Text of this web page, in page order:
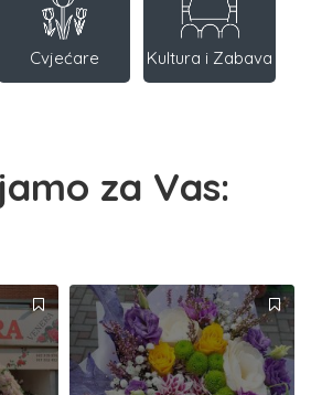
Cvjećare Kultura i Zabava
za Vas: